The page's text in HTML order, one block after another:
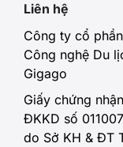
Liên hệ
Công ty cổ phần
Công nghệ Du
Gigago
Giấy chứng nhận
ĐKKD số
do Sở KH & ĐT